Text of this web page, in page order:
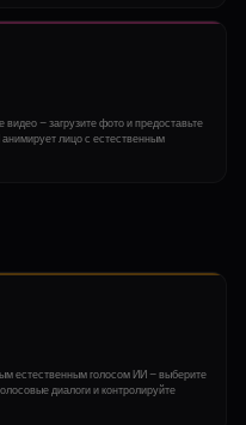
— загрузите фото и предоставьте
лицо с естественным
естественным голосом ИИ — выберите
диалоги и контролируйте